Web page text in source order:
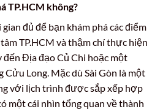
TP.HCM không?
đủ để bạn khám phá các điểm
TP.HCM và thậm chí thực hiện
đến Địa đạo Củ Chi hoặc một
Cửu Long. Mặc dù Sài Gòn là một
với lịch trình được sắp xếp hợp
một cái nhìn tổng quan về thành